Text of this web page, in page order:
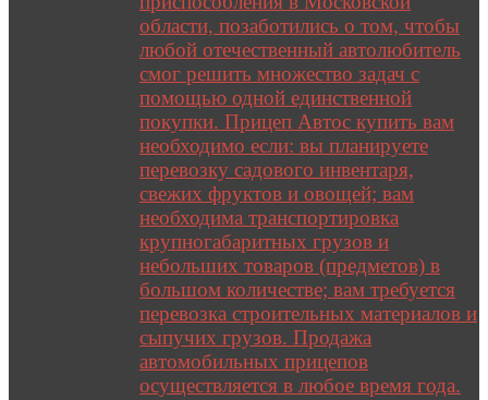
области, позаботились о том, чтобы
любой отечественный автолюбитель
смог решить множество задач с
помощью одной единственной
покупки. Прицеп Автос купить вам
необходимо если: вы планируете
перевозку садового инвентаря,
свежих фруктов и овощей; вам
необходима транспортировка
крупногабаритных грузов и
небольших товаров (предметов) в
большом количестве; вам требуется
перевозка строительных материалов и
сыпучих грузов. Продажа
автомобильных прицепов
осуществляется в любое время года.